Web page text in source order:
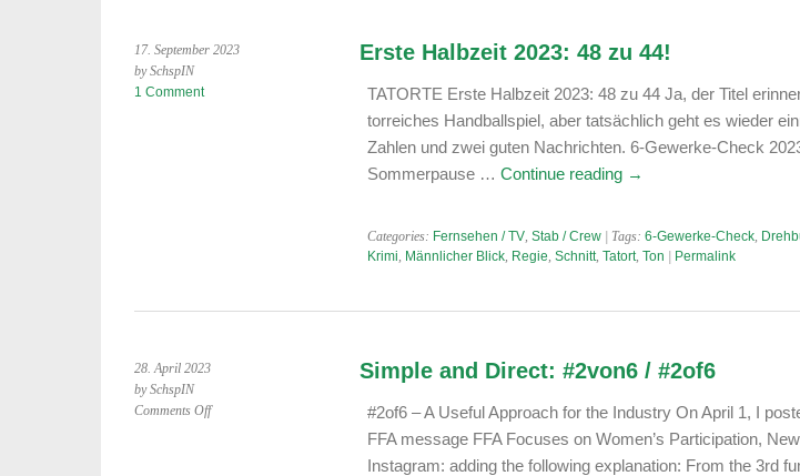
17. September 2023
by SchspIN
1 Comment
Erste Halbzeit 2023: 48 zu 44!
TATORTE Erste Halbzeit 2023: 48 zu 44 Ja, der Titel
torreiches Handballspiel, aber tatsächlich geht es wieder
Zahlen und zwei guten Nachrichten. 6-Gewerke-Check
Sommerpause … Continue reading →
Categories: Fernsehen / TV, Stab / Crew| Tags: 6-Gewerke-Check,
Krimi, Männlicher Blick, Regie, Schnitt, Tatort, Ton Permalink
28. April 2023
by SchspIN
Comments Offon
Simple and Direct: #2von6 / #2of6
#2of6 – A Useful Approach for the Industry On April 1, I
FFA message FFA Focuses on Women’s Participation,
Instagram: adding the following explanation: From the 3rd